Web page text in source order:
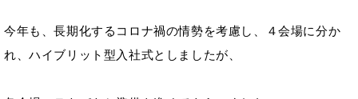
今年も、長期化するコロナ禍の情勢を考慮し、４会場に分か
れ、ハイブリット型入社式としましたが、